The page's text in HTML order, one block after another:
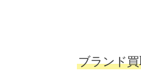
ブランド